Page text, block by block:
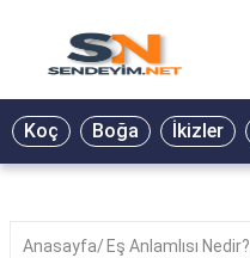
BİYOGRAFİ
GALERİ
Koç Boğa İkizler
Anasayfa Eş Anlamlısı Nedir?